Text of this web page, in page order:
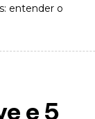
entender o
e 5